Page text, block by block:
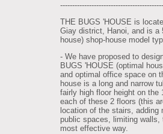
THE BUGS 'HOUSE is
Giay district, Hanoi, and is
house) shop-house model
- We have proposed to
BUGS 'HOUSE (optimal
and optimal office space on
house is a long and narrow
fairly high floor height on the
each of these 2 floors (this
location of the stairs,
public spaces, limiting
most effective way.